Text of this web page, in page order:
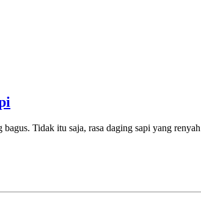
Tidak itu saja, rasa daging sapi yang